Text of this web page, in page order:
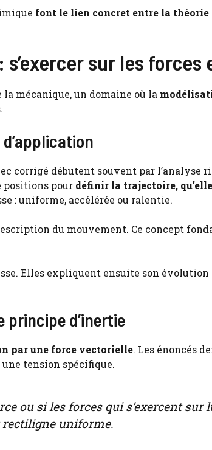
font le lien concret entre la théorie
sur les forces
la mécanique, un domaine où la
corrigé débutent souvent par l’analyse
positions pour définir la trajectoire,
: uniforme, accélérée ou ralentie.
du mouvement. Ce concept
Elles expliquent ensuite son évolution
principe d’inertie
par une force vectorielle. Les énoncés
tension spécifique.
ou si les forces qui s’exercent sur
uniforme.